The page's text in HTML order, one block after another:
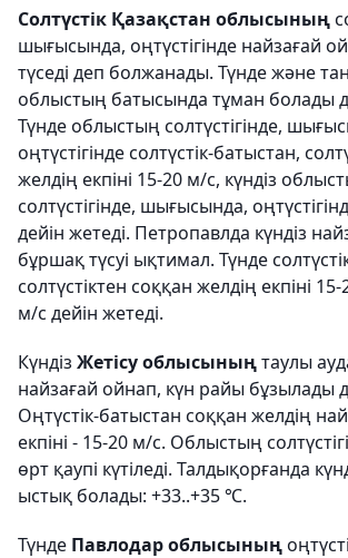
Солтүстік Қазақстан облысының
шығысында, оңтүстігінде найзағай
түседі деп болжанады. Түнде және
облыстың батысында тұман болады
Түнде облыстың солтүстігінде,
оңтүстігінде солтүстік-батыстан,
желдің екпіні 15-20 м/с, күндіз
солтүстігінде, шығысында,
дейін жетеді. Петропавлда күндіз
бұршақ түсуі ықтимал. Түнде
солтүстіктен соққан желдің екпіні
м/с дейін жетеді.
Күндіз Жетісу облысыныңтаулы
найзағай ойнап, күн райы бұзылады
Оңтүстік-батыстан соққан желдің
екпіні - 15-20 м/с. Облыстың
өрт қаупі күтіледі. Талдықорғанда
ыстық болады: +33..+35 ℃.
Түнде Павлодар облысының